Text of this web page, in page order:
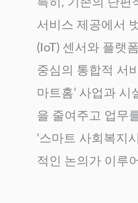
서비스 제공에서
(IoT) 센서와 플랫
중심의 통합적 서
마트홈’ 사업과
을 줄여주고 업무
‘스마트 사회복지
적인 논의가 이루